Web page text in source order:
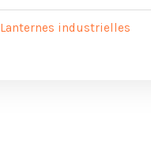
Lanternes industrielles